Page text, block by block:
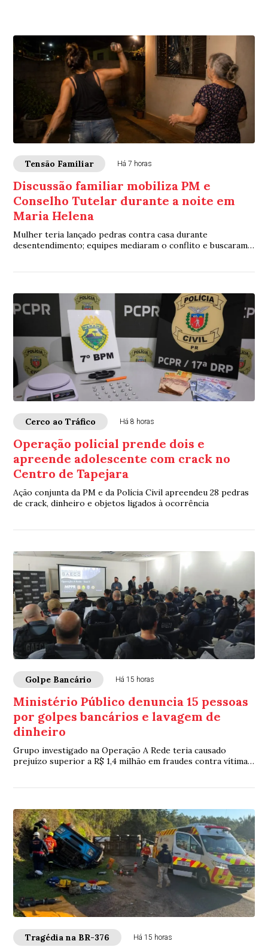
Tensão Familiar Há 7 horas
Discussão familiar mobiliza PM e
Conselho Tutelar durante a noite em
Maria Helena
Mulher teria lançado pedras contra casa durante
desentendimento; equipes mediaram o conflito e buscaram
Cerco ao Tráfico Há 8 horas
Operação policial prende dois e
apreende adolescente com crack no
Centro de Tapejara
Ação conjunta da PM e da Polícia Civil apreendeu 28 pedras
de crack, dinheiro e objetos ligados à ocorrência
Golpe Bancário Há 15 horas
Ministério Público denuncia 15 pessoas
por golpes bancários e lavagem de
dinheiro
Grupo investigado na Operação A Rede teria causado
prejuízo superior a R$ 1,4 milhão em fraudes contra vítimas
Tragédia na BR-376 Há 15 horas